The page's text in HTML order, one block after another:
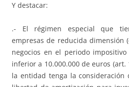
Y destacar:
.- El régimen especial que
empresas de reducida dimensión
negocios en el periodo
inferior a 10.000.000 de euros (art.
la entidad tenga la